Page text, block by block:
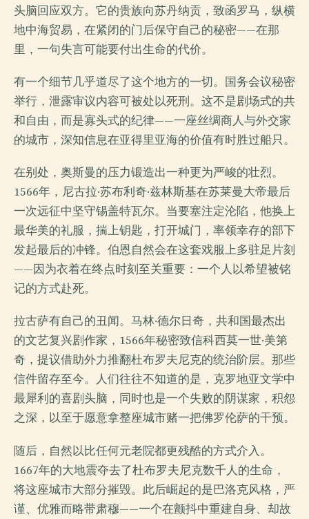
头脑回应双方。它的贵族向苏丹纳贡，致函罗马，纵横
地中海贸易，在紧闭的门后保守自己的秘密——在那
里，一句失言可能要付出生命的代价。
有一个细节几乎道尽了这个地方的一切。国务会议秘密
举行，泄露审议内容可被处以死刑。这不是剧场式的共
和自由，而是寡头式的纪律——一座丝绸商人与外交家
的城市，深知信息在亚得里亚海的价值有时胜过船只。
在别处，奥斯曼的压力锻造出一种更为严峻的壮烈。
1566年，尼古拉·苏布利奇·兹林斯基在苏莱曼大帝最后
一次远征中坚守锡盖特瓦尔。当要塞注定沦陷，他换上
最华美的礼服，揣上钥匙，打开城门，率领幸存的部下
发起最后的冲锋。伯恩自然会在这套戏服上多驻足片刻
——因为衣着在终点时刻至关重要：一个人以希望被铭
记的方式赴死。
拉古萨有自己的丑闻。马林·德尔日奇，共和国最杰出
的文艺复兴剧作家，1566年秘密致信科西莫一世·美第
奇，提议借助外力推翻杜布罗夫尼克的统治阶层。那些
信件留存至今。人们往往不知道的是，克罗地亚文学中
最犀利的喜剧头脑，同时也是一个失败的阴谋家，积怨
之深，以至于愿意拿整座城市赌一把佛罗伦萨的干预。
随后，自然以比任何元老院都更残酷的方式介入。
1667年的大地震夺去了杜布罗夫尼克数千人的生命，
将这座城市大部分摧毁。此后崛起的是巴洛克风格，严
谨、优雅而略带肃穆——一个在颤抖中重建自身、却故